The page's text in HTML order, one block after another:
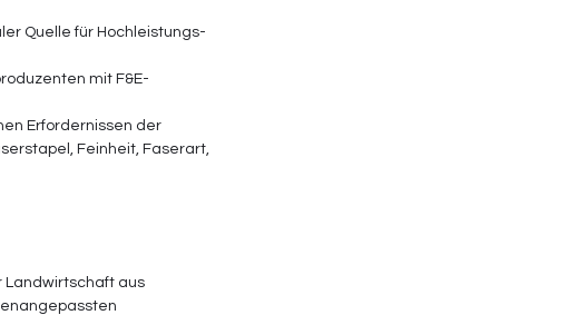
Quelle für Hochleistungs-
mit F&E-
Erfordernissen der
Feinheit, Faserart,
Landwirtschaft aus